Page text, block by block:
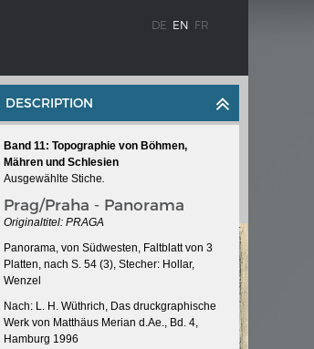
DE EN FR
WEIMAR: THE ESSENCE AND VALUE OF
DEMOCRACY
DESCRIPTION
Band 11: Topographie von Böhmen,
Mähren und Schlesien
Ausgewählte Stiche.
Prag/Praha - Panorama
Originaltitel: PRAGA
Panorama, von Südwesten, Faltblatt von 3
Platten, nach S. 54 (3), Stecher: Hollar,
Wenzel
Nach: L. H. Wüthrich, Das druckgraphische
Werk von Matthäus Merian d.Ae., Bd. 4,
Hamburg 1996